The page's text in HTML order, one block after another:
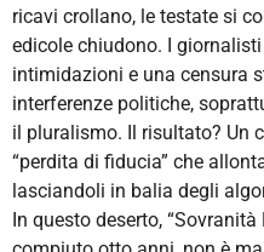
ricavi crollano, le testate si
edicole chiudono. I
intimidazioni e una censura
interferenze politiche,
il pluralismo. Il risultato? Un
“perdita di fiducia” che
lasciandoli in balia degli
In questo deserto,